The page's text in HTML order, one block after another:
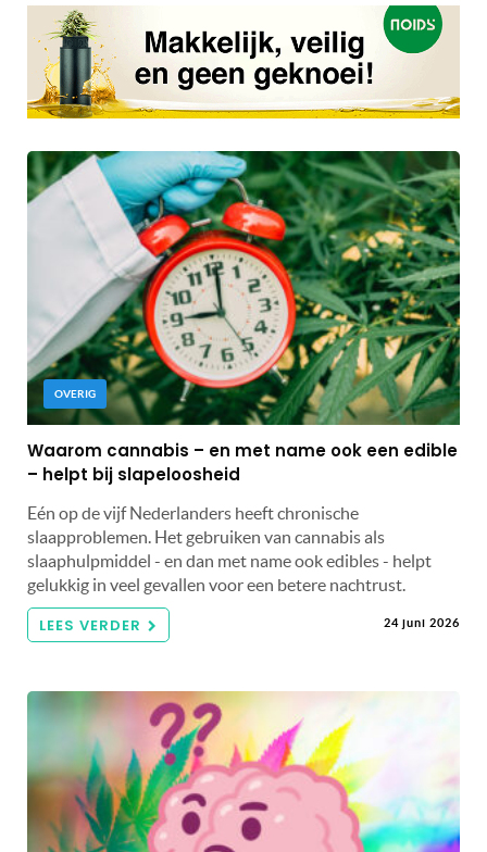
OVERIG
Waarom cannabis – en met name ook een edible
– helpt bij slapeloosheid
Eén op de vijf Nederlanders heeft chronische
slaapproblemen. Het gebruiken van cannabis als
slaaphulpmiddel - en dan met name ook edibles - helpt
gelukkig in veel gevallen voor een betere nachtrust.
LEES VERDER 24 juni 2026